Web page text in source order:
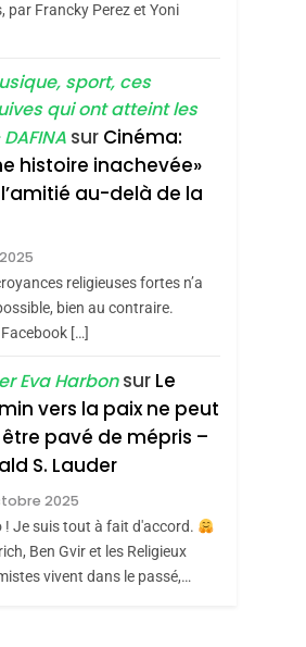
S’étendre À 13 Pays
2025, L’année La Plus
Meurtrière Selon Le
Rapport D’ADL
Contre
FRANCE ISRAÉL
RÉSILIENTE :
POURQUOI JE
REVENDIQUE MA
JUDAÏTE Par Thérèse
Zrihen-Dvir
ISRAÉL JUDAISME
CE QUI NOUS
MANQUE – Jacques
Hadida
JUDAISME
Maroc : Les Amandes
De Tafraout, Le Miel
De Tadla Azilal
Consacrés Produits
Du Terroir
DAFINA MAROC
par Francky Perez et Yoni
sport, ces
qui ont atteint les
sur Cinéma:
histoire inachevée»
au-delà de la
religieuses fortes n’a
bien au contraire.
[…]
Eva Harbonsur Le
vers la paix ne peut
pavé de mépris –
S. Lauder
2025
! Je suis tout à fait d'accord.
Ben Gvir et les Religieux
vivent dans le passé,…